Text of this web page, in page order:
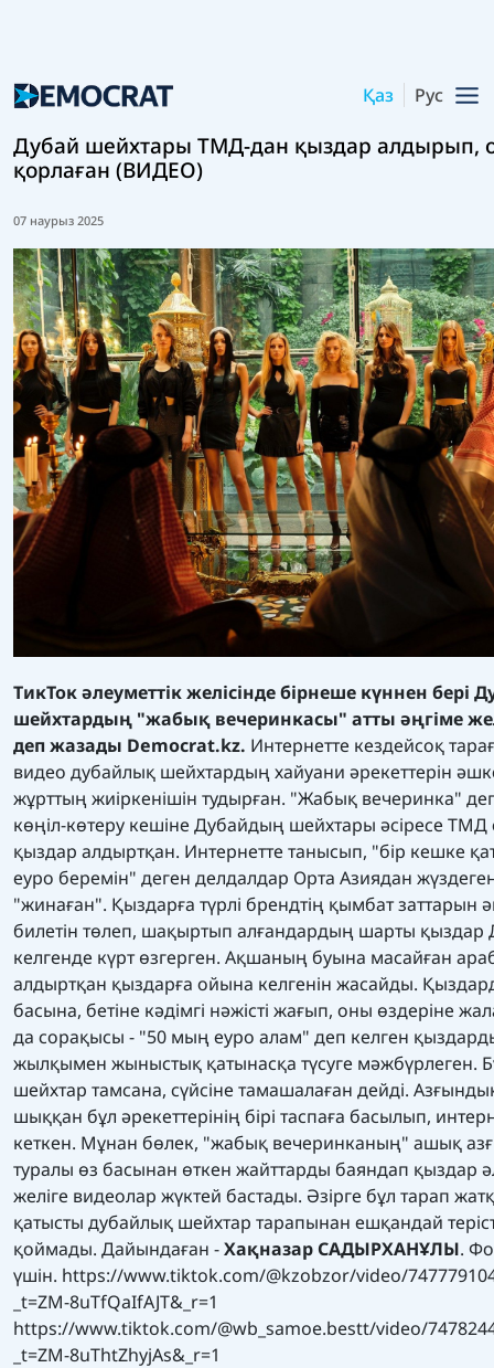
Қаз Рус
Дубай шейхтары ТМД-дан қыздар алдырып,
қорлаған (ВИДЕО)
07 наурыз 2025
ТикТок әлеуметтік желісінде бірнеше күннен бері
шейхтардың "жабық вечеринкасы" атты әңгіме
деп жазады Democrat.kz. Интернетте кездейсоқ
видео дубайлық шейхтардың хайуани әрекеттерін
жұрттың жиіркенішін тудырған. "Жабық вечеринка"
көңіл-көтеру кешіне Дубайдың шейхтары әсіресе ТМД
қыздар алдыртқан. Интернетте танысып, "бір кешке
еуро беремін" деген делдалдар Орта Азиядан
"жинаған". Қыздарға түрлі брендтің қымбат заттарын
билетін төлеп, шақыртып алғандардың шарты қыздар
келгенде күрт өзгерген. Ақшаның буына масайған
алдыртқан қыздарға ойына келгенін жасайды.
басына, бетіне кәдімгі нәжісті жағып, оны өздеріне
да сорақысы - "50 мың еуро алам" деп келген
жылқымен жыныстық қатынасқа түсуге мәжбүрлеген.
шейхтар тамсана, сүйсіне тамашалаған дейді.
шыққан бұл әрекеттерінің бірі таспаға басылып,
кеткен. Мұнан бөлек, "жабық вечеринканың" ашық
туралы өз басынан өткен жайттарды баяндап қыздар
желіге видеолар жүктей бастады. Әзірге бұл тарап
қатысты дубайлық шейхтар тарапынан ешқандай
қоймады. Дайындаған -Хақназар САДЫРХАНҰЛЫ.
үшін. https://www.tiktok.com/@kzobzor/video/
_t=ZM-8uTfQaIfAJT&_r=1
https://www.tiktok.com/@wb_samoe.bestt/video/
_t=ZM-8uThtZhyjAs&_r=1